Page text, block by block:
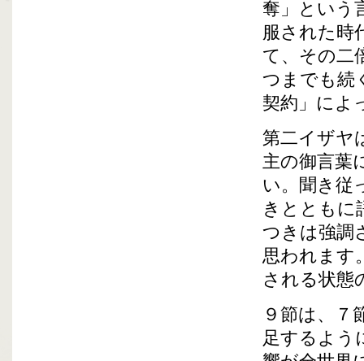
奪」という
服された時
て、その二
つまでも続
契約」によ
第二イザヤ
主の御言葉
い。聞き従
きとともに
つきは強調
思われます
される状態
９節は、７
足するよう